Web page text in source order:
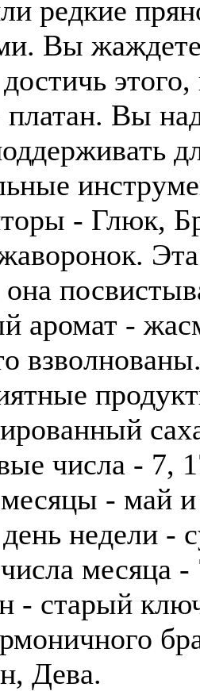
редкие
Вы
платан. Вы
- Глюк,
Эта
она
аромат -
числа - 7,
- май
недели -
месяца -
- старый
Дева.